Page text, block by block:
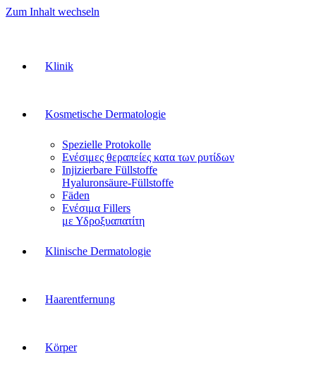
Zum Inhalt wechseln
Klinik
Kosmetische Dermatologie
Spezielle Protokolle
Ενέσιμες θεραπείες κατα των ρυτίδων
Injizierbare Füllstoffe
Hyaluronsäure-Füllstoffe
Fäden
Ενέσιμα Fillers
με Υδροξυαπατίτη
Klinische Dermatologie
Haarentfernung
Körper